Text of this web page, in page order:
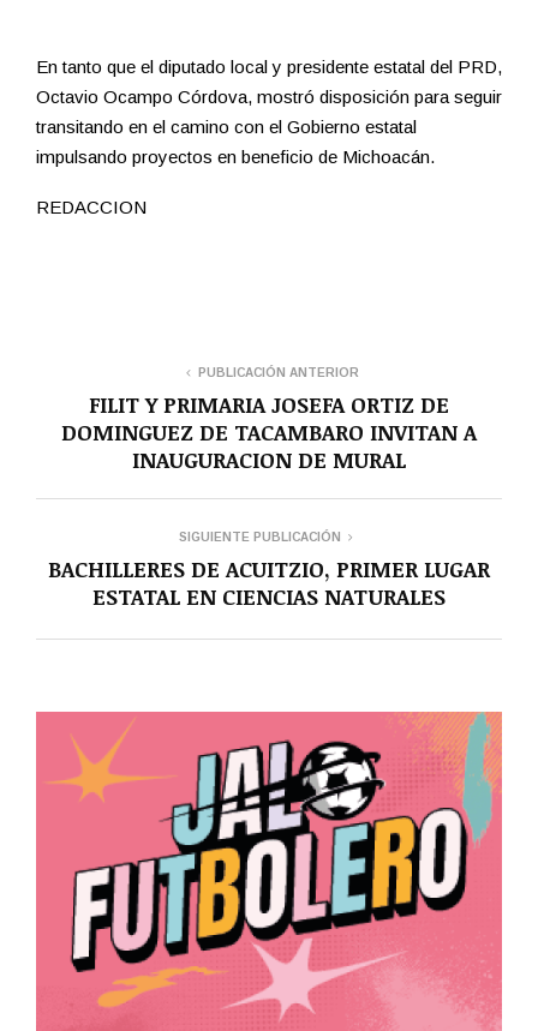
En tanto que el diputado local y presidente estatal del PRD,
Octavio Ocampo Córdova, mostró disposición para seguir
transitando en el camino con el Gobierno estatal
impulsando proyectos en beneficio de Michoacán.
REDACCION
PUBLICACIÓN ANTERIOR
FILIT Y PRIMARIA JOSEFA ORTIZ DE
DOMINGUEZ DE TACAMBARO INVITAN A
INAUGURACION DE MURAL
SIGUIENTE PUBLICACIÓN
BACHILLERES DE ACUITZIO, PRIMER LUGAR
ESTATAL EN CIENCIAS NATURALES